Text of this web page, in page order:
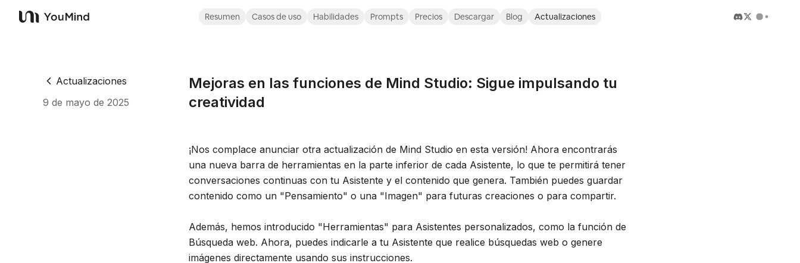
YouMind
Resumen Casos de uso Habilidades Prompts Precios Descargar Blog Actualizaciones
Actualizaciones
9 de mayo de 2025
Mejoras en las funciones de Mind Studio: Sigue impulsando tu
creatividad
¡Nos complace anunciar otra actualización de Mind Studio en esta versión! Ahora encontrarás
una nueva barra de herramientas en la parte inferior de cada Asistente, lo que te permitirá tener
conversaciones continuas con tu Asistente y el contenido que genera. También puedes guardar
contenido como un "Pensamiento" o una "Imagen" para futuras creaciones o para compartir.
Además, hemos introducido "Herramientas" para Asistentes personalizados, como la función de
Búsqueda web. Ahora, puedes indicarle a tu Asistente que realice búsquedas web o genere
imágenes directamente usando sus instrucciones.